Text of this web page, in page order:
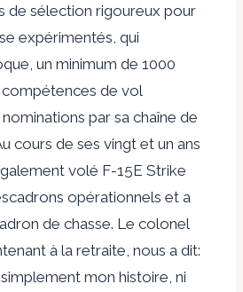
de sélection rigoureux pour
expérimentés, qui
un minimum de 1000
de vol
par sa chaîne de
cours de ses vingt et un ans
volé F-15E Strike
opérationnels et a
de chasse. Le colonel
à la retraite, nous a dit:
mon histoire, ni